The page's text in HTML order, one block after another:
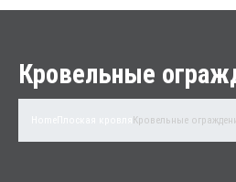
Кровельные
Кровельные